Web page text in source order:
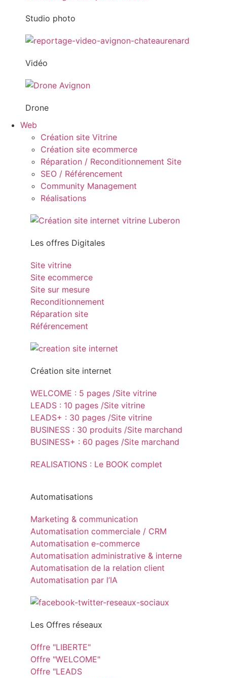
Studio photo
Vidéo
Drone
Web
Création site Vitrine
Création site ecommerce
Réparation / Reconditionnement Site
SEO / Référencement
Community Management
Réalisations
Les offres Digitales
Site vitrine
Site ecommerce
Site sur mesure
Reconditionnement
Réparation site
Référencement
Création site internet
WELCOME : 5 pages /Site vitrine
LEADS : 10 pages /Site vitrine
LEADS+ : 30 pages /Site vitrine
BUSINESS : 30 produits /Site marchand
BUSINESS+ : 60 pages /Site marchand
REALISATIONS : Le BOOK complet
Automatisations
Marketing & communication
Automatisation commerciale / CRM
Automatisation e-commerce
Automatisation administrative & interne
Automatisation de la relation client
Automatisation par l’IA
Les Offres réseaux
Offre "LIBERTE"
Offre "WELCOME"
Offre "LEADS